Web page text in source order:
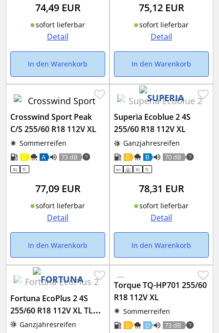
74,49EUR
sofort lieferbar
Detail
In den Warenkorb
75,12EUR
sofort lieferbar
Detail
In den Warenkorb
Crosswind Sport Peak
C/S 255/60 R18 112V XL
Sommerreifen
C A 73 dB
77,09EUR
sofort lieferbar
Detail
In den Warenkorb
Superia Ecoblue 2 4S
255/60 R18 112V XL
Ganzjahresreifen
D B 70 dB
78,31 EUR
sofort lieferbar
Detail
In den Warenkorb
Fortuna EcoPlus 2 4S
255/60 R18 112V XL TL
3PMSF
Ganzjahresreifen
Torque TQ-HP701 255/60
R18 112V XL
Sommerreifen
D D 73 dB